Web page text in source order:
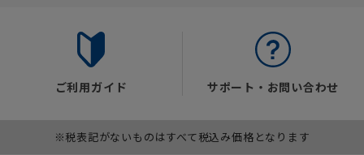
ご利用ガイド サポート・お問い合わせ
※税表記がないものはすべて税込み価格となります